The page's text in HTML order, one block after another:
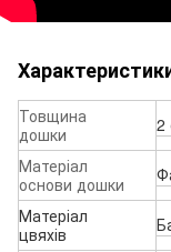
Товщина
дошки
2
Матеріал
основи дошки
Матеріал
цвяхів